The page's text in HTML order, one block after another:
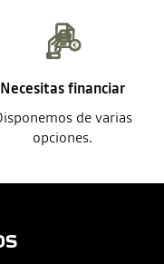
Necesitas financiar
de varias
opciones.